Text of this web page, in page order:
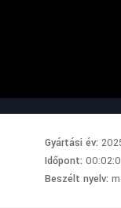
Gyártási év:
Időpont:
Beszélt nyelv: